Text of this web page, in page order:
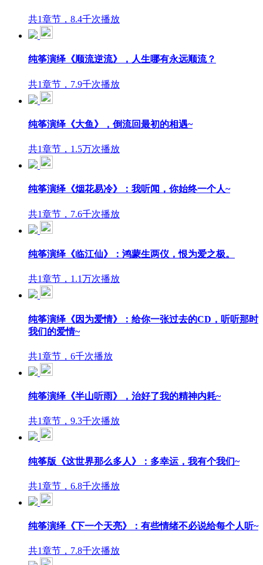
共1章节，8.4千次播放
纯筝演绎《顺流逆流》，人生哪有永远顺流？
共1章节，7.9千次播放
纯筝演绎《大鱼》，倒流回最初的相遇~
共1章节，1.5万次播放
纯筝演绎《烟花易冷》：我听闻，你始终一个人~
共1章节，7.6千次播放
纯筝演绎《临江仙》：鸿蒙生两仪，恨为爱之极。
共1章节，1.1万次播放
纯筝演绎《因为爱情》：给你一张过去的CD，听听那时
我们的爱情~
共1章节，6千次播放
纯筝演绎《半山听雨》，治好了我的精神内耗~
共1章节，9.3千次播放
纯筝版《这世界那么多人》：多幸运，我有个我们~
共1章节，6.8千次播放
纯筝演绎《下一个天亮》：有些情绪不必说给每个人听~
共1章节，7.8千次播放